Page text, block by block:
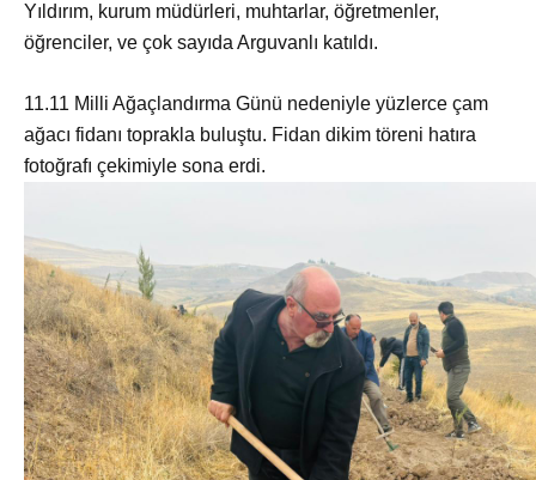
Yıldırım, kurum müdürleri, muhtarlar, öğretmenler,
öğrenciler, ve çok sayıda Arguvanlı katıldı.
11.11 Milli Ağaçlandırma Günü nedeniyle yüzlerce çam
ağacı fidanı toprakla buluştu. Fidan dikim töreni hatıra
fotoğrafı çekimiyle sona erdi.